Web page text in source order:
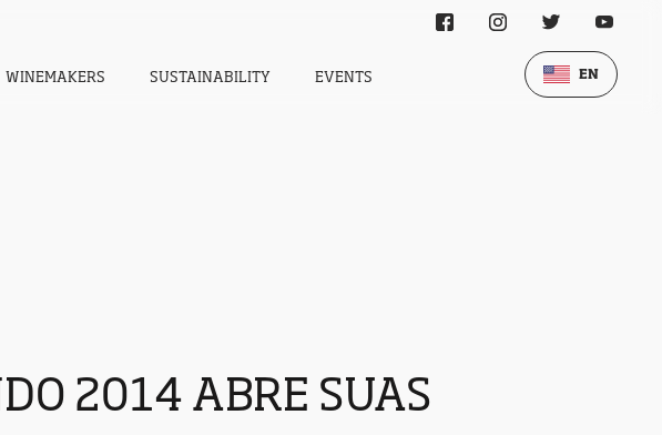
2014 ABRE SUAS
WINEMAKERS SUSTAINABILITY EVENTS EN